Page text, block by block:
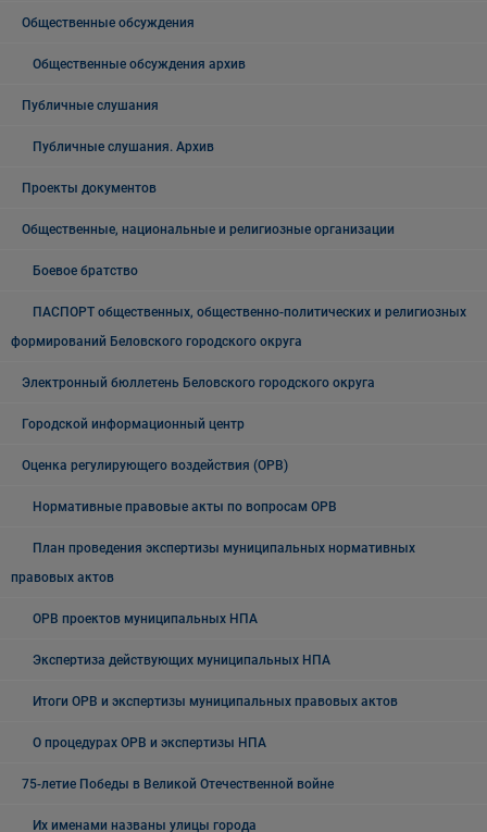
Общественные обсуждения
Общественные обсуждения архив
Публичные слушания
Публичные слушания. Архив
Проекты документов
Общественные, национальные и религиозные организации
Боевое братство
ПАСПОРТ общественных, общественно-политических и религиозных
формирований Беловского городского округа
Электронный бюллетень Беловского городского округа
Городской информационный центр
Оценка регулирующего воздействия (ОРВ)
Нормативные правовые акты по вопросам ОРВ
План проведения экспертизы муниципальных нормативных
правовых актов
ОРВ проектов муниципальных НПА
Экспертиза действующих муниципальных НПА
Итоги ОРВ и экспертизы муниципальных правовых актов
О процедурах ОРВ и экспертизы НПА
75-летие Победы в Великой Отечественной войне
Их именами названы улицы города